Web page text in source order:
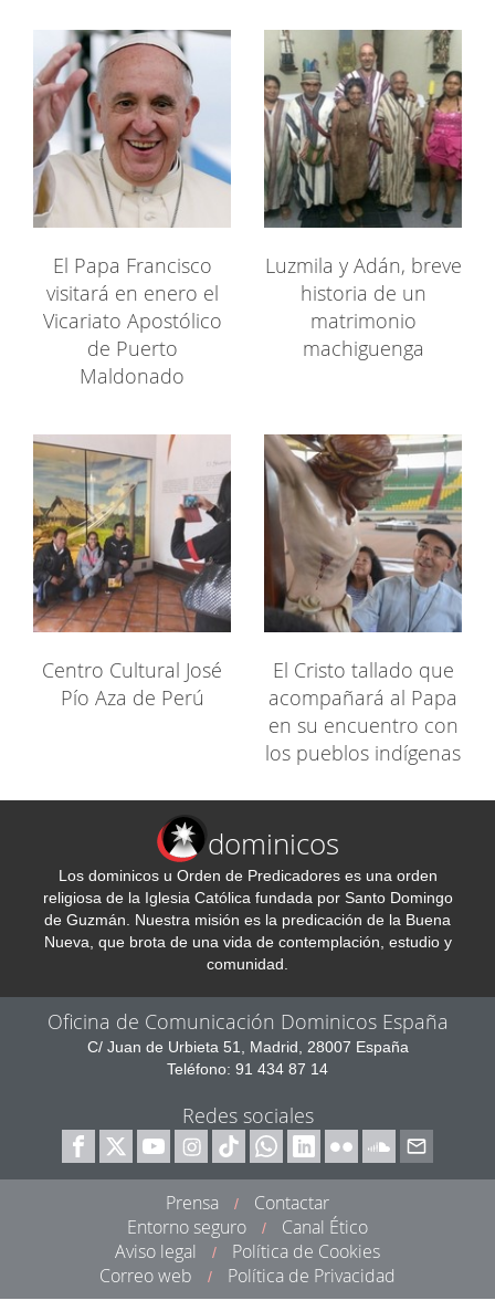
El Papa Francisco
visitará en enero el
Vicariato Apostólico
de Puerto
Maldonado
Luzmila y Adán, breve
historia de un
matrimonio
machiguenga
Centro Cultural José
Pío Aza de Perú
El Cristo tallado que
acompañará al Papa
en su encuentro con
los pueblos indígenas
dominicos
Los dominicos u Orden de Predicadores es una orden
religiosa de la Iglesia Católica fundada por Santo Domingo
de Guzmán. Nuestra misión es la predicación de la Buena
Nueva, que brota de una vida de contemplación, estudio y
comunidad.
Oficina de Comunicación Dominicos España
C/ Juan de Urbieta 51, Madrid, 28007 España
Teléfono: 91 434 87 14
Redes sociales
Prensa /
Contactar
Entorno seguro
/
Canal Ético
Aviso legal
/
Política de Cookies
Correo web
/ Política de Privacidad